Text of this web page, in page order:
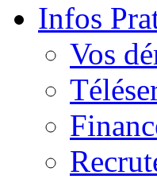
Infos
Vos